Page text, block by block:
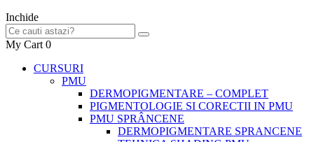
Inchide
My Cart 0
CURSURI
PMU
DERMOPIGMENTARE – COMPLET
PIGMENTOLOGIE SI CORECTII IN PMU
PMU SPRÂNCENE
DERMOPIGMENTARE SPRANCENE